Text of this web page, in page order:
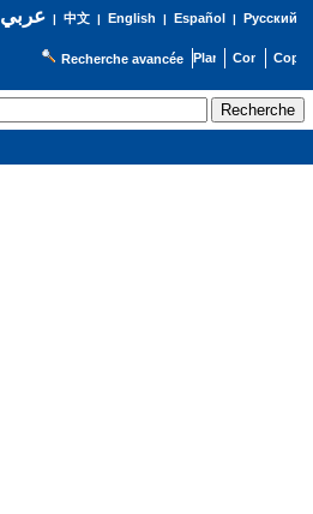
عربي| 中文| English | Español | Русский
Recherche avancée